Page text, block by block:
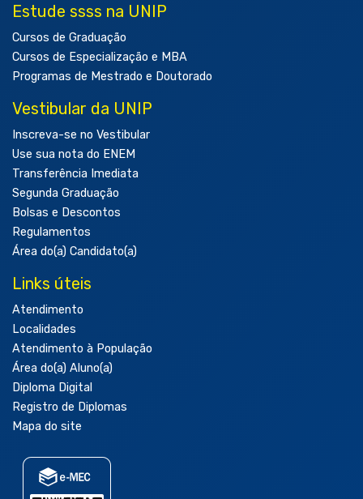
Estude ssss na UNIP
Cursos de Graduação
Cursos de Especialização e MBA
Programas de Mestrado e Doutorado
Vestibular da UNIP
Inscreva-se no Vestibular
Use sua nota do ENEM
Transferência Imediata
Segunda Graduação
Bolsas e Descontos
Regulamentos
Área do(a) Candidato(a)
Links úteis
Atendimento
Localidades
Atendimento à População
Área do(a) Aluno(a)
Diploma Digital
Registro de Diplomas
Mapa do site